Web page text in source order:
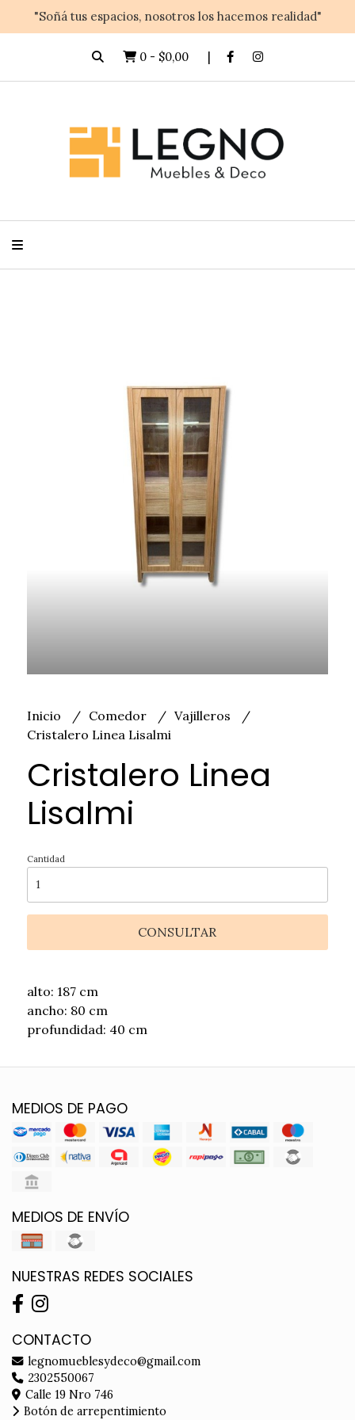
"Soñá tus espacios, nosotros los hacemos realidad"
0 - $0,00
Inicio Comedor
Vajilleros
Cristalero Linea Lisalmi
Cristalero Linea
Lisalmi
Cantidad
CONSULTAR
alto: 187 cm
ancho: 80 cm
profundidad: 40 cm
MEDIOS DE PAGO
MEDIOS DE ENVÍO
NUESTRAS REDES SOCIALES
CONTACTO
legnomueblesydeco@gmail.com
2302550067
Calle 19 Nro 746
Botón de arrepentimiento